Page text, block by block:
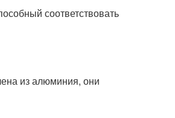
соответствовать
из алюминия, они